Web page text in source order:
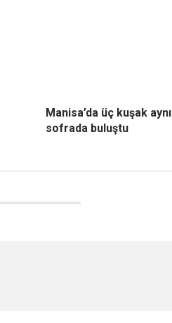
Manisa’da üç kuşak aynı
sofrada buluştu